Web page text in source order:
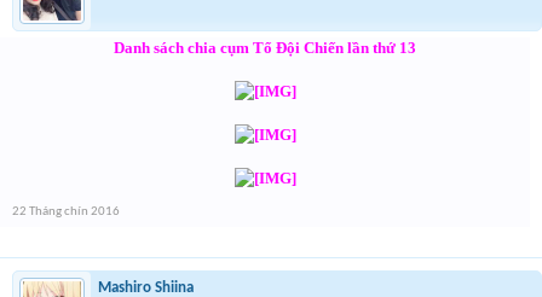
Danh sách chia cụm Tổ Đội Chiến lần thứ 13
22 Tháng chín 2016
Mashiro Shiina